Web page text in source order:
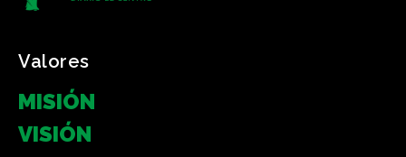
Valores
MISIÓN
VISIÓN